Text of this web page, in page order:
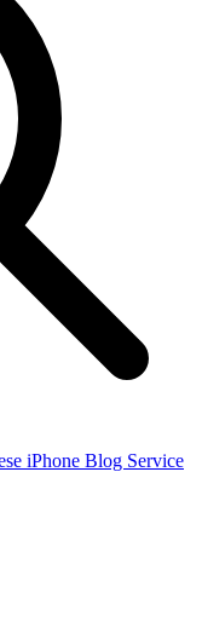
iPhone Blog Service